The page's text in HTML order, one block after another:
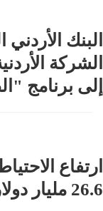
البنك
الشركة
إلى برنامج
ارتفاع
26.6 مليار دولار لنهاية تموز